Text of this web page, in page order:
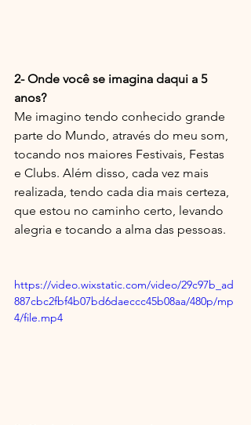
2- Onde você se imagina daqui a 5
anos?
Me imagino tendo conhecido grande
parte do Mundo, através do meu som,
tocando nos maiores Festivais, Festas
e Clubs. Além disso, cada vez mais
realizada, tendo cada dia mais certeza,
que estou no caminho certo, levando
alegria e tocando a alma das pessoas.
https://video.wixstatic.com/video/29c97b_ad
887cbc2fbf4b07bd6daeccc45b08aa/480p/mp
4/file.mp4